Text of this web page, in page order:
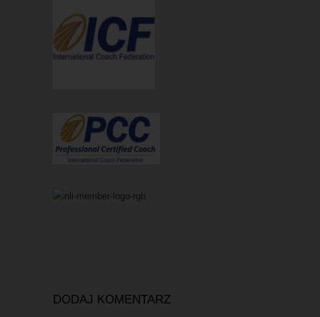
DODAJ KOMENTARZ